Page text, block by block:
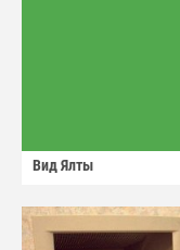
Вид Ялты